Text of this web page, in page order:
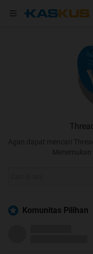
Agan dapat mencari
Komunitas Pilihan